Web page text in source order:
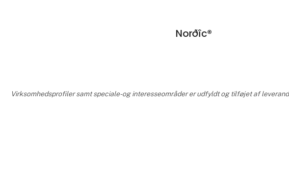
Norðîc®
Virksomhedsprofiler samt speciale- og interesseområder er udfyldt og tilføjet af